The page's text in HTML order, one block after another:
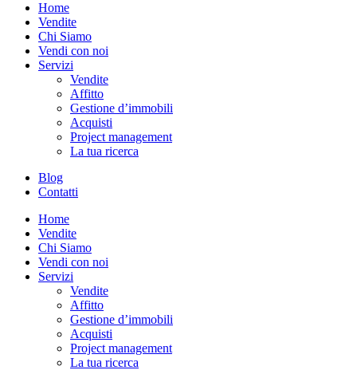
Home
Vendite
Chi Siamo
Vendi con noi
Servizi
Vendite
Affitto
Gestione d’immobili
Acquisti
Project management
La tua ricerca
Blog
Contatti
Home
Vendite
Chi Siamo
Vendi con noi
Servizi
Vendite
Affitto
Gestione d’immobili
Acquisti
Project management
La tua ricerca